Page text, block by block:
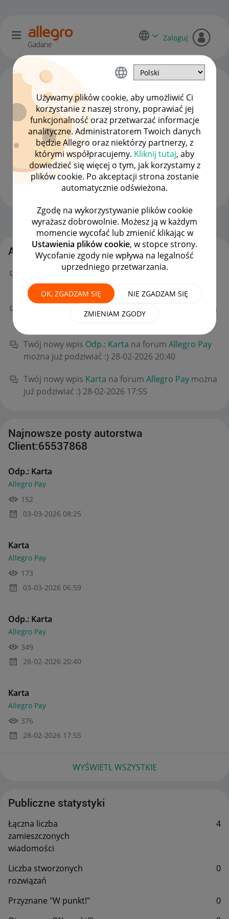
Używamy plików cookie, aby umożliwić Ci
korzystanie z naszej strony, poprawiać jej
funkcjonalność oraz przetwarzać informacje
analityczne. Administratorem Twoich danych
będzie Allegro oraz niektórzy partnerzy, z
którymi współpracujemy. Kliknij tutaj, aby
dowiedzieć się więcej o tym, jak korzystamy z
plików cookie. Po akceptacji strona zostanie
automatycznie odświeżona.
Zgodę na wykorzystywanie plików cookie
wyrażasz dobrowolnie. Możesz ją w każdym
momencie wycofać lub zmienić klikając w
Ustawienia plików cookie, w stopce strony.
Wycofanie zgody nie wpływa na legalność
uprzedniego przetwarzania.
OK, ZGADZAM SIĘ NIE ZGADZAM SIĘ
ZMIENIAM ZGODY
Gadane
Zaloguj
Client:65537868
#7 Wielbiciel
Strona Główna OPCJE
Aktywność Client:65537868
Twój nowy wpis Odp.: Karta
można już podziwiać :)‎03-03-2026
Twój nowy wpisKartana forum
można
Twój nowy wpis Odp.: Karta na forum Allegro Pay
można już podziwiać :) ‎28-02-2026 20:40
Twój nowy wpis Karta na forum Allegro Pay można
już podziwiać :) ‎28-02-2026 17:55
Najnowsze posty autorstwa
Client:65537868
Odp.: Karta
Allegro Pay
152
‎03-03-2026 08:25
Karta
Allegro Pay
173
‎03-03-2026 06:59
Odp.: Karta
Allegro Pay
349
‎28-02-2026 20:40
Karta
Allegro Pay
376
‎28-02-2026 17:55
WYŚWIETL WSZYSTKIE
Publiczne statystyki
Łączna liczba
zamieszczonych
wiadomości
4
Liczba stworzonych
rozwiązań
0
Przyznane "W punkt!"
0